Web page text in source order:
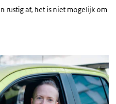
rustig af, het is niet mogelijk om